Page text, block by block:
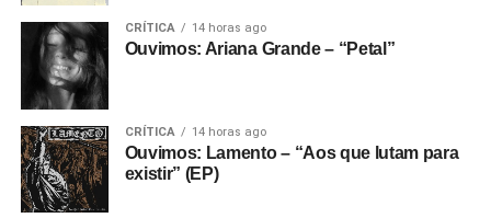
mail.
CRÍTICA 14 horas ago
Ouvimos: Ariana Grande – “Petal”
CRÍTICA 14 horas ago
Ouvimos: Lamento – “Aos que lutam para
existir” (EP)